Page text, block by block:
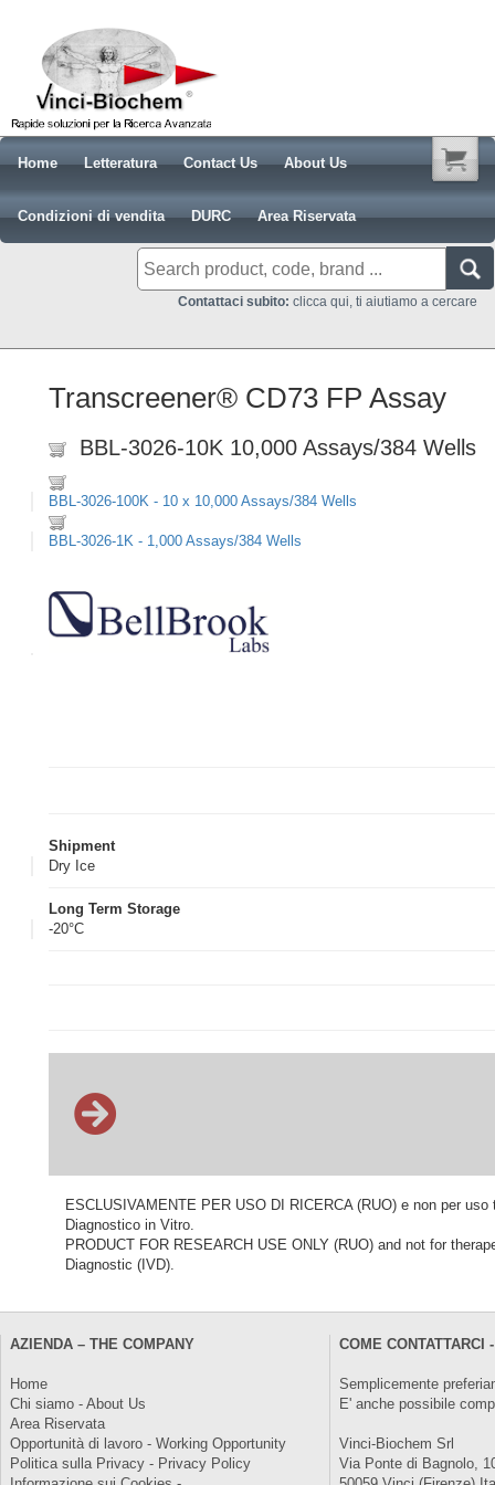
Home Letteratura Contact Us About Us
Condizioni di vendita DURC Area Riservata
Contattaci subito: clicca qui, ti aiutiamo a cercare
Transcreener® CD73 FP Assay
BBL-3026-10K 10,000 Assays/384 Wells
BBL-3026-100K - 10 x 10,000 Assays/384 Wells
BBL-3026-1K - 1,000 Assays/384 Wells
Shipment
Dry Ice
Long Term Storage
-20°C
ESCLUSIVAMENTE PER USO DI RICERCA (RUO) e non per
Diagnostico in Vitro.
PRODUCT FOR RESEARCH USE ONLY (RUO) and not for
Diagnostic (IVD).
AZIENDA – THE COMPANY
Home
Chi siamo - About Us
Area Riservata
Opportunità di lavoro - Working Opportunity
Politica sulla Privacy - Privacy Policy
COME CONTATTARCI
Semplicemente
E' anche possibile
Vinci-Biochem Srl
Via Ponte di Bagnolo,